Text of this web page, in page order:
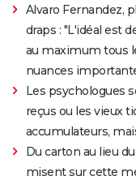
Alvaro Fernandez,
draps : "L'idéal est
au maximum tous
nuances
Les psychologues
reçus ou les vieux
accumulateurs,
Du carton au lieu
misent sur cette